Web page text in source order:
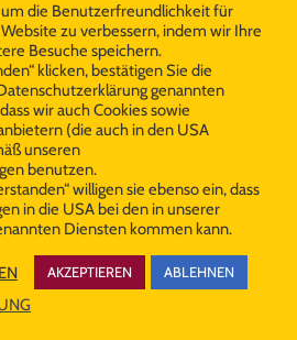
Cooltours 2026 All Rights
Reserved
die Benutzerfreundlichkeit für
zu verbessern, indem wir Ihre
Besuche speichern.
klicken, bestätigen Sie die
genannten
wir auch Cookies sowie
(die auch in den USA
unseren
benutzen.
willigen sie ebenso ein, dass
in die USA bei den in unserer
Diensten kommen kann.
AKZEPTIEREN ABLEHNEN